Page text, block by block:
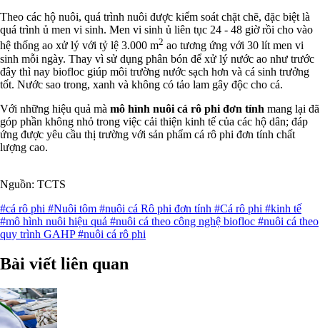
Theo các hộ nuôi, quá trình nuôi được kiểm soát chặt chẽ, đặc biệt là
quá trình ủ men vi sinh. Men vi sinh ủ liên tục 24 - 48 giờ rồi cho vào
hệ thống ao xử lý với tỷ lệ 3.000 m2 ao tương ứng với 30 lít men vi
sinh mỗi ngày. Thay vì sử dụng phân bón để xử lý nước ao như trước
đây thì nay biofloc giúp môi trường nước sạch hơn và cá sinh trưởng
tốt. Nước sao trong, xanh và không có tảo lam gây độc cho cá.
Với những hiệu quả mà mô hình nuôi cá rô phi đơn tính mang lại đã
góp phần không nhỏ trong việc cải thiện kinh tế của các hộ dân; đáp
ứng được yêu cầu thị trường với sản phẩm cá rô phi đơn tính chất
lượng cao.
Nguồn: TCTS
#cá rô phi #Nuôi tôm #nuôi cá Rô phi đơn tính #Cá rô phi #kinh tế
#mô hình nuôi hiệu quả #nuôi cá theo công nghệ biofloc #nuôi cá theo
quy trình GAHP#nuôi cá rô phi
Bài viết liên quan